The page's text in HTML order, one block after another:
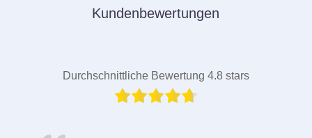
Kundenbewertungen
Durchschnittliche Bewertung 4.8 stars